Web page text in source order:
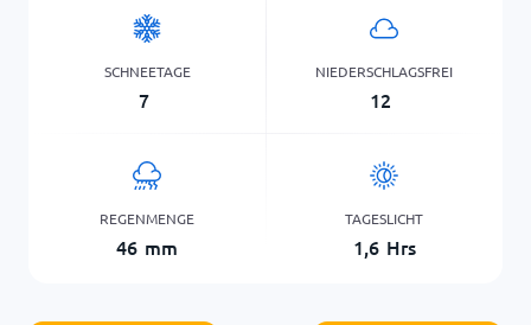
SCHNEETAGE
7
NIEDERSCHLAGSFREI
12
REGENMENGE
46 mm
TAGESLICHT
1,6 Hrs